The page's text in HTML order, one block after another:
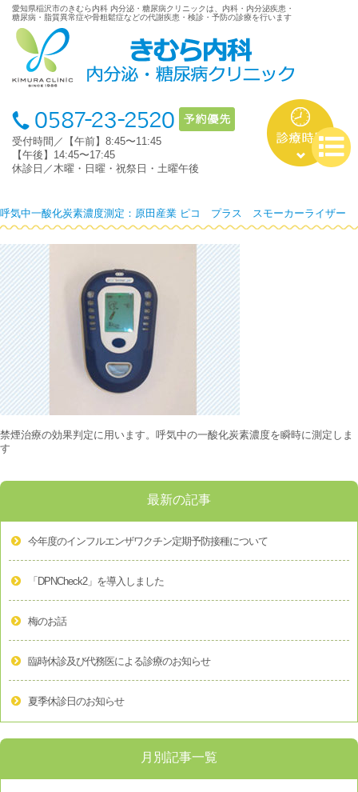
愛知県稲沢市のきむら内科 内分泌・糖尿病クリニックは、内科・内分泌疾患・
糖尿病・脂質異常症や骨粗鬆症などの代謝疾患・検診・予防の診療を行います
受付時間／【午前】8:45〜11:45
【午後】14:45〜17:45
休診日／木曜・日曜・祝祭日・土曜午後
呼気中一酸化炭素濃度測定：原田産業 ピコ プラス スモーカーライザー
禁煙治療の効果判定に用います。呼気中の一酸化炭素濃度を瞬時に測定しま
す
最新の記事
今年度のインフルエンザワクチン定期予防接種について
「DPNCheck2」を導入しました
梅のお話
臨時休診及び代務医による診療のお知らせ
夏季休診日のお知らせ
月別記事一覧